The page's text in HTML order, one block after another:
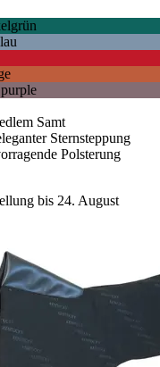
Samt
Sternsteppung
Polsterung
bis 24. August